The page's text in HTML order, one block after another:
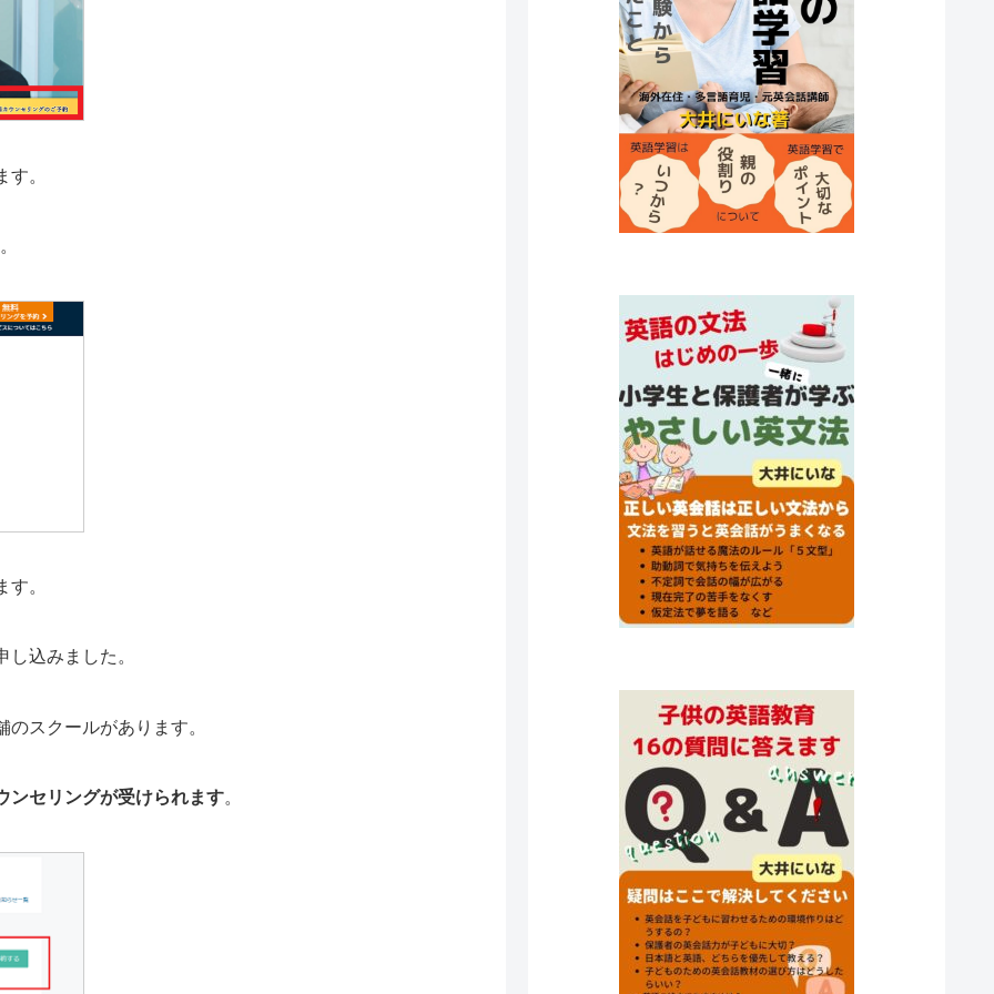
。
。
込みました。
スクールがあります。
ンセリングが受けられます。